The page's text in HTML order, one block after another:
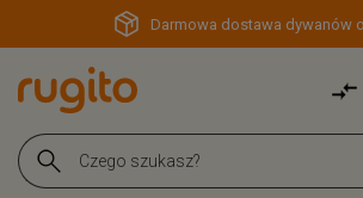
Darmowa dostawa dywanów